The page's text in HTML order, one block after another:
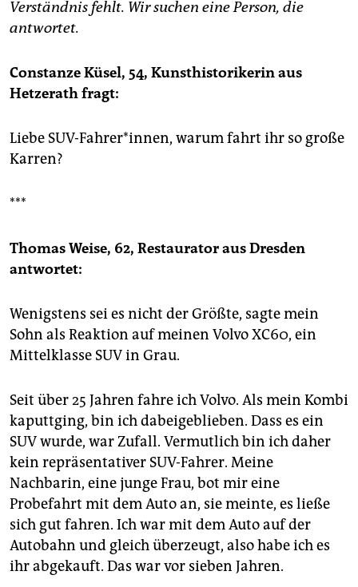
abo
epaper login
Verständnis fehlt. Wir suchen eine Person, die
antwortet.
Constanze Küsel, 54, Kunsthistorikerin aus
Hetzerath fragt:
Liebe SUV-Fahrer*innen, warum fahrt ihr so große
Karren?
***
Thomas Weise, 62, Restaurator aus Dresden
antwortet:
Wenigstens sei es nicht der Größte, sagte mein
Sohn als Reaktion auf meinen Volvo XC60, ein
Mittelklasse SUV in Grau.
Seit über 25 Jahren fahre ich Volvo. Als mein Kombi
kaputtging, bin ich dabeigeblieben. Dass es ein
SUV wurde, war Zufall. Vermutlich bin ich daher
kein repräsentativer SUV-Fahrer. Meine
Nachbarin, eine junge Frau, bot mir eine
Probefahrt mit dem Auto an, sie meinte, es ließe
sich gut fahren. Ich war mit dem Auto auf der
Autobahn und gleich überzeugt, also habe ich es
ihr abgekauft. Das war vor sieben Jahren.